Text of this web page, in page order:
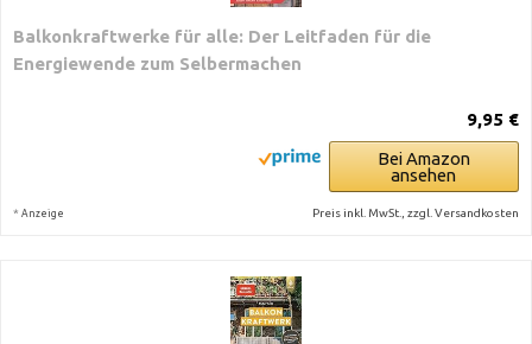
Balkonkraftwerke für alle: Der Leitfaden für die
Energiewende zum Selbermachen
9,95 €
Bei Amazon
ansehen
* Anzeige Preis inkl. MwSt., zzgl. Versandkosten